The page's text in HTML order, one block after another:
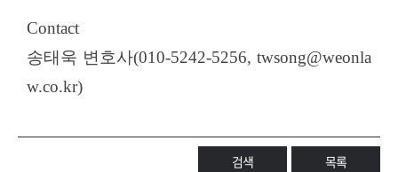
Contact
송태욱 변호사(010-5242-5256, twsong@weonla
w.co.kr)
검색 목록